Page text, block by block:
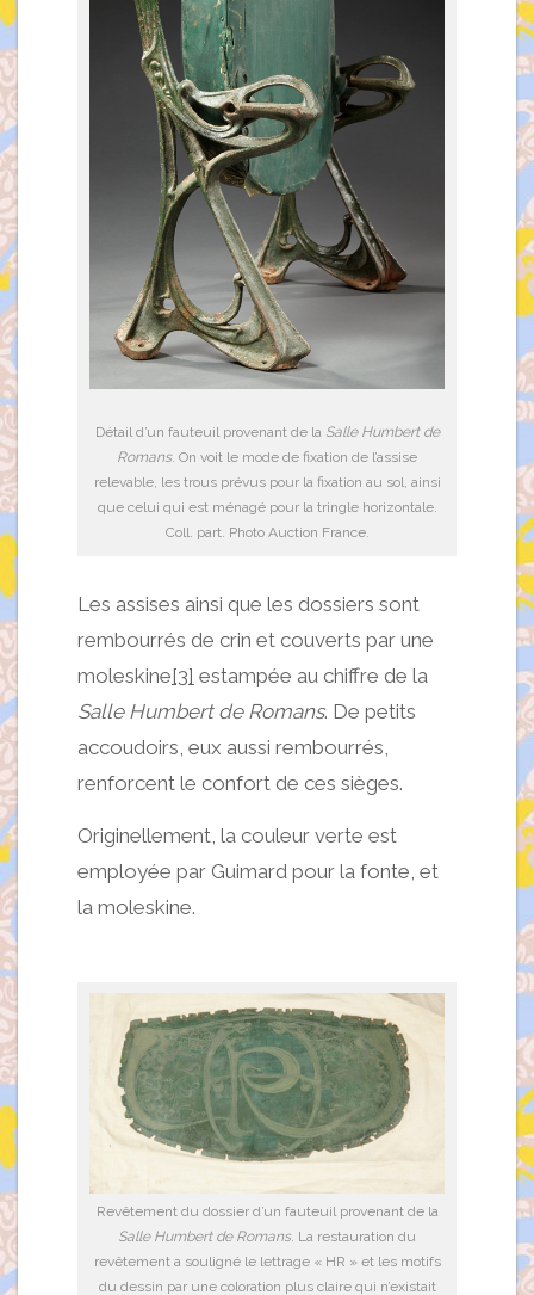
Détail d’un fauteuil provenant de la Salle Humbert de
Romans. On voit le mode de fixation de l’assise
relevable, les trous prévus pour la fixation au sol, ainsi
que celui qui est ménagé pour la tringle horizontale.
Coll. part. Photo Auction France.
Les assises ainsi que les dossiers sont
rembourrés de crin et couverts par une
moleskine[3] estampée au chiffre de la
Salle Humbert de Romans. De petits
accoudoirs, eux aussi rembourrés,
renforcent le confort de ces sièges.
Originellement, la couleur verte est
employée par Guimard pour la fonte, et
la moleskine.
Revêtement du dossier d’un fauteuil provenant de la
Salle Humbert de Romans. La restauration du
revêtement a souligné le lettrage « HR » et les motifs
du dessin par une coloration plus claire qui n’existait